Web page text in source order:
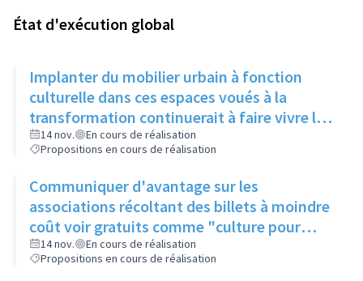
État d'exécution global
Implanter du mobilier urbain à fonction
culturelle dans ces espaces voués à la
transformation continuerait à faire vivre le
secteur
14 nov.
En cours de réalisation
Propositions en cours de réalisation
Communiquer d'avantage sur les
associations récoltant des billets à moindre
coût voir gratuits comme "culture pour
tous" et faire connaitre le PASS Culture
14 nov.
En cours de réalisation
Propositions en cours de réalisation